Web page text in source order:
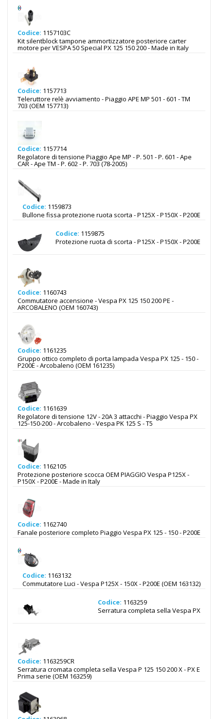
Codice: 1157103C
Kit silentblock tampone ammortizzatore posteriore carter
motore per VESPA 50 Special PX 125 150 200 - Made in Italy
Codice: 1157713
Teleruttore relè avviamento - Piaggio APE MP 501 - 601 - TM
703 (OEM 157713)
Codice: 1157714
Regolatore di tensione Piaggio Ape MP - P. 501 - P. 601 - Ape
CAR - Ape TM - P. 602 - P. 703 (78-2005)
Codice: 1159873
Bullone fissa protezione ruota scorta - P125X - P150X - P200E
Codice: 1159875
Protezione ruota di scorta - P125X - P150X - P200E
Codice: 1160743
Commutatore accensione - Vespa PX 125 150 200 PE -
ARCOBALENO (OEM 160743)
Codice: 1161235
Gruppo ottico completo di porta lampada Vespa PX 125 - 150 -
P200E - Arcobaleno (OEM 161235)
Codice: 1161639
Regolatore di tensione 12V - 20A 3 attacchi - Piaggio Vespa PX
125-150-200 - Arcobaleno - Vespa PK 125 S - T5
Codice: 1162105
Protezione posteriore scocca OEM PIAGGIO Vespa P125X -
P150X - P200E - Made in Italy
Codice: 1162740
Fanale posteriore completo Piaggio Vespa PX 125 - 150 - P200E
Codice: 1163132
Commutatore Luci - Vespa P125X - 150X - P200E (OEM 163132)
Codice: 1163259
Serratura completa sella Vespa PX
Codice: 1163259CR
Serratura cromata completa sella Vespa P 125 150 200 X - PX E
Prima serie (OEM 163259)